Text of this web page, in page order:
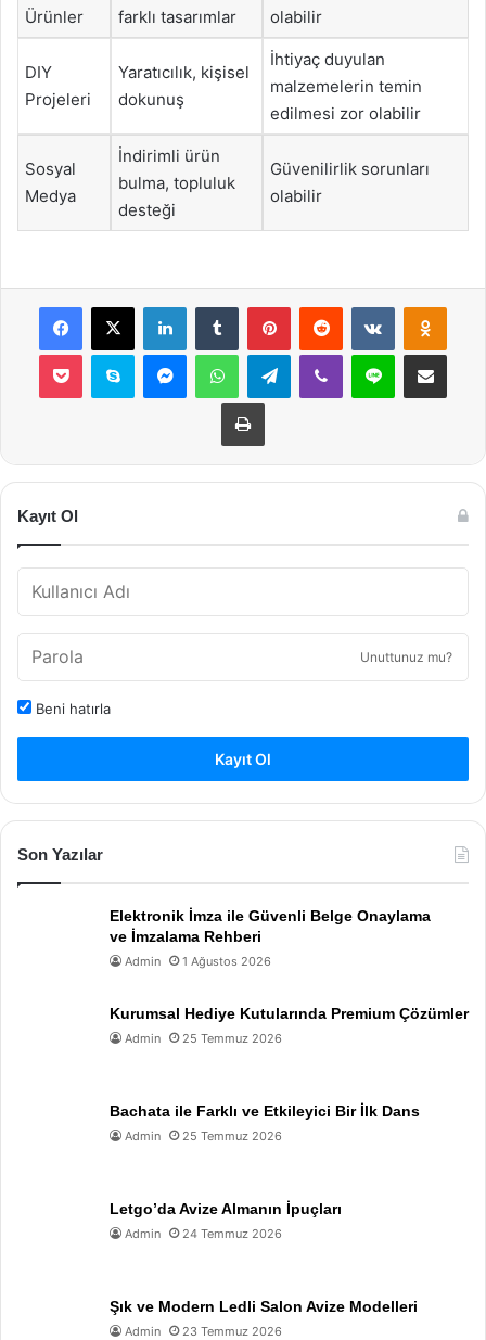
Ürünler
farklı tasarımlar
olabilir
DIY
Projeleri
Yaratıcılık, kişisel
dokunuş
İhtiyaç duyulan
malzemelerin temin
edilmesi zor olabilir
Sosyal
Medya
İndirimli ürün
bulma, topluluk
desteği
Güvenilirlik sorunları
olabilir
Facebook
X LinkedInTumblr PinterestReddit VKontakte
Pocket Skype MessengerWhatsAppTelegramViber Line E-Posta ile
Yazdır
Kayıt Ol
Unuttunuz mu?
Beni hatırla
Kayıt Ol
Son Yazılar
Elektronik İmza ile Güvenli Belge Onaylama
ve İmzalama Rehberi
Admin 1 Ağustos 2026
Kurumsal Hediye Kutularında Premium Çözümler
Admin 25 Temmuz 2026
Bachata ile Farklı ve Etkileyici Bir İlk Dans
Admin 25 Temmuz 2026
Letgo’da Avize Almanın İpuçları
Admin 24 Temmuz 2026
Şık ve Modern Ledli Salon Avize Modelleri
Admin 23 Temmuz 2026